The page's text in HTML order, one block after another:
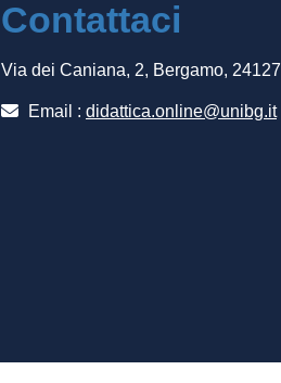
Contattaci
Via dei Caniana, 2, Bergamo, 24127
Email : didattica.online@unibg.it